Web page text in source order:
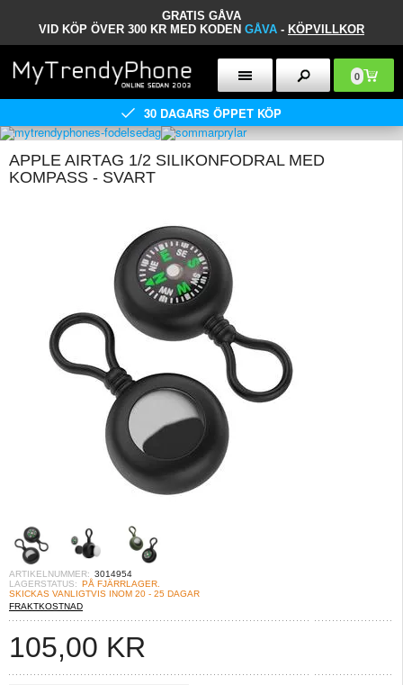
GRATIS GÅVA
VID KÖP ÖVER 300 KR MED KODEN GÅVA - KÖPVILLKOR
0
30 DAGARS ÖPPET KÖP
APPLE AIRTAG 1/2 SILIKONFODRAL MED
KOMPASS - SVART
ARTIKELNUMMER: 3014954
LAGERSTATUS: PÅ FJÄRRLAGER.
SKICKAS VANLIGTVIS INOM 20 - 25 DAGAR
FRAKTKOSTNAD
105,00 KR